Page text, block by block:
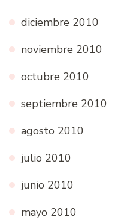
diciembre 2010
noviembre 2010
octubre 2010
septiembre 2010
agosto 2010
julio 2010
junio 2010
mayo 2010